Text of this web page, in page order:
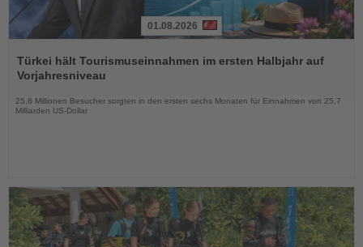
Sie
die
Nachrichten
01.08.2026
Türkei hält Tourismuseinnahmen im ersten Halbjahr auf
Vorjahresniveau
25,8 Millionen Besucher sorgten in den ersten sechs Monaten für Einnahmen von 25,7
Milliarden US-Dollar